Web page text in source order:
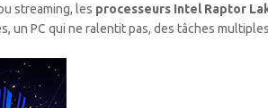
streaming, les processeurs Intel Raptor
un PC qui ne ralentit pas, des tâches